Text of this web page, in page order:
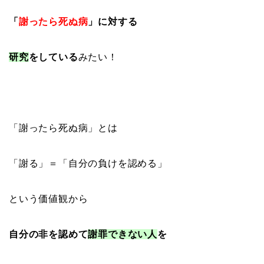
「 謝ったら死ぬ病 」に対する
研究をしているみたい！
「謝ったら死ぬ病」とは
「謝る」＝「自分の負けを認める」
という価値観から
自分の非を認めて謝罪できない人 を